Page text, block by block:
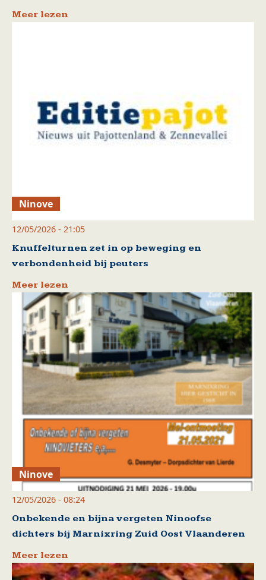
Meer lezen
Ninove
12/05/2026 - 21:05
Knuffelturnen zet in op beweging en
verbondenheid bij peuters
Meer lezen
Ninove
12/05/2026 - 08:24
Onbekende en bijna vergeten Ninoofse
dichters bij Marnixring Zuid Oost Vlaanderen
Meer lezen